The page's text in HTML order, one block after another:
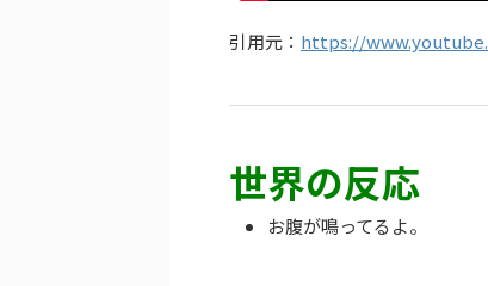
引用元： https://
世界の反応
お腹が鳴ってるよ。